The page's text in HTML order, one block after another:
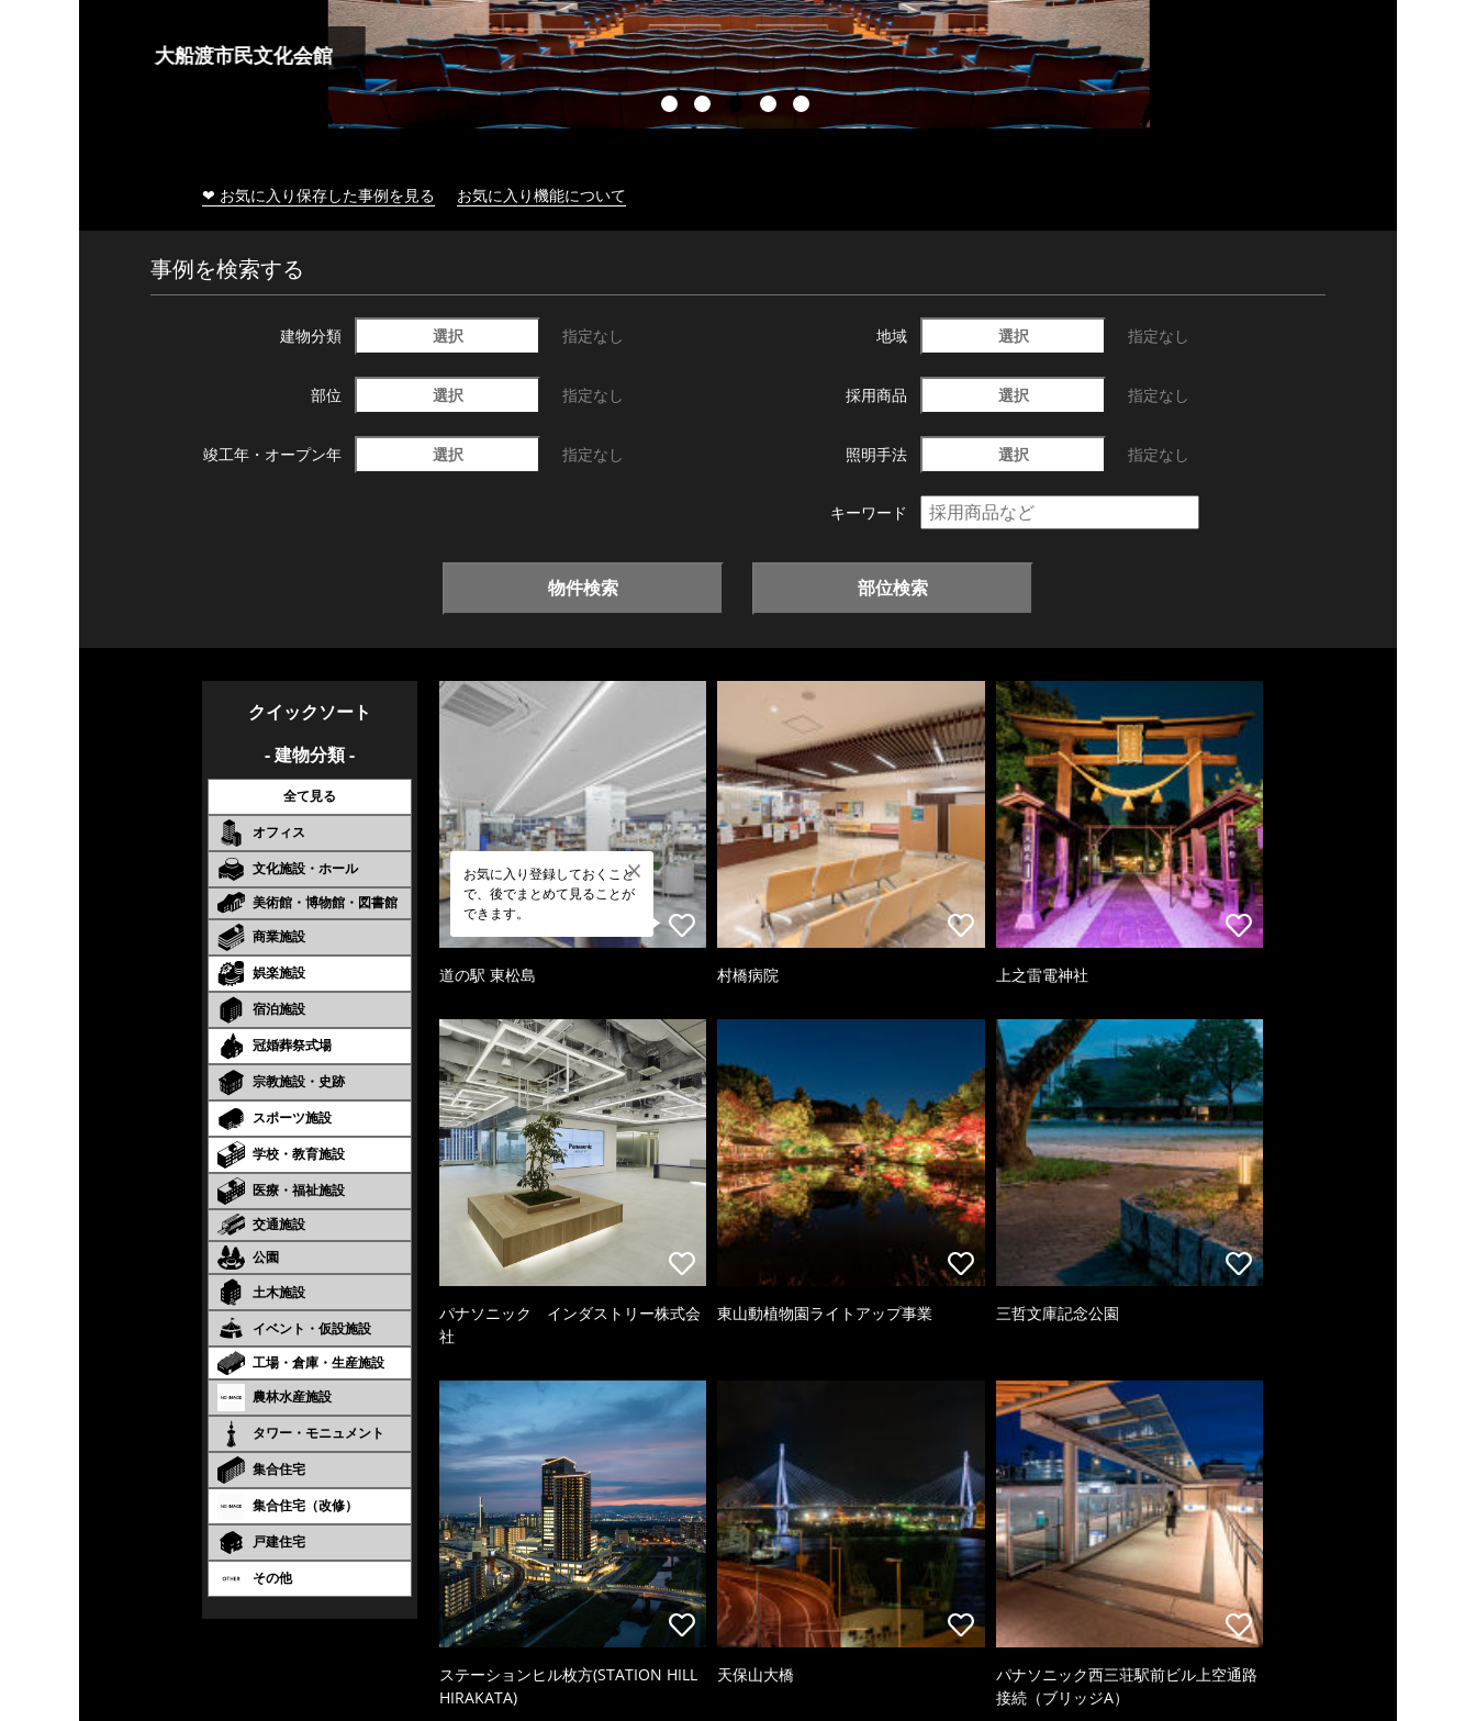
大船渡市民文化会館
❤ お気に入り保存した事例を見る お気に入り機能について
事例を検索する
建物分類 選択 指定なし 地域 選択 指定なし
部位 選択 指定なし 採用商品 選択 指定なし
竣工年・ オープン年 選択 指定なし 照明手法 選択 指定なし
キーワード
物件検索 部位検索
クイックソート
- 建物分類 -
全て見る
オフィス
文化施設・ホール
美術館・博物館・図書館
商業施設
娯楽施設
宿泊施設
冠婚葬祭式場
宗教施設・史跡
スポーツ施設
学校・教育施設
医療・福祉施設
交通施設
公園
土木施設
イベント・仮設施設
工場・倉庫・生産施設
農林水産施設
タワー・モニュメント
集合住宅
集合住宅（改修）
戸建住宅
その他
お気に入り登録しておくこと
で、後でまとめて見ることが
できます。
道の駅 東松島 村橋病院 上之雷電神社
パナソニック インダストリー株式会
社
東山動植物園ライトアップ事業 三哲文庫記念公園
ステーションヒル枚方(STATION HILL
HIRAKATA)
天保山大橋
パナソニック西三荘駅前ビル上空通路
接続（ブリッジA）